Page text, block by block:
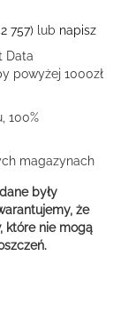
757) lub napisz
Data
powyżej 1000zł
100%
magazynach
były
że
które nie mogą